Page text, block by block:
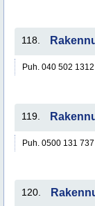
118.
Puh. 040 502 1312
119.
Puh. 0500 131 737
120.